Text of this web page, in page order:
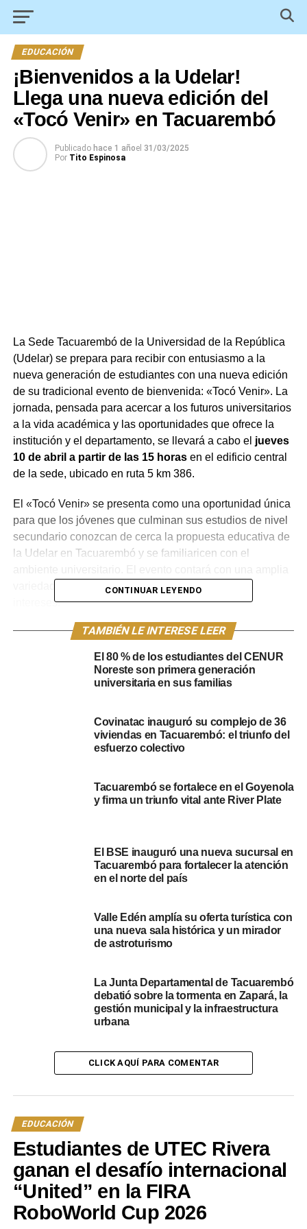
EDUCACIÓN
¡Bienvenidos a la Udelar!
Llega una nueva edición del
«Tocó Venir» en Tacuarembó
Publicado hace 1 añoel 31/03/2025
Por Tito Espinosa
La Sede Tacuarembó de la Universidad de la República
(Udelar) se prepara para recibir con entusiasmo a la
nueva generación de estudiantes con una nueva edición
de su tradicional evento de bienvenida: «Tocó Venir». La
jornada, pensada para acercar a los futuros universitarios
a la vida académica y las oportunidades que ofrece la
institución y el departamento, se llevará a cabo el jueves
10 de abril a partir de las 15 horasen el edificio central
de la sede, ubicado en ruta 5 km 386.
El «Tocó Venir» se presenta como una oportunidad única
para que los jóvenes que culminan sus estudios de nivel
secundario conozcan de cerca la propuesta educativa de
la Udelar en Tacuarembó y se familiaricen con el
variedad de actividades diseñadas para todos los
intereses.
Desde las 15 horas, los asistentes podrán disfrutar de
orientadas por un equipo especializado de la Dirección
de Deportes de la Intendencia Departamental de
con stands informativos institucionales
, donde se
brindará detalles sobre la diversa oferta educativa de la
Udelar en la región, así como información relevante sobre
creatividad y el talento de la comunidad. Para aquellos
liceales interesados en conocer las instalaciones de la
, permitiéndoles familiarizarse con los espacios
donde desarrollarán sus futuros estudios.
La jornada culminará con una vibrante propuesta artística
en el escenario principal. La música comenzará con la
energía de Dj Mwaispas, quien además de su talento en
las bandejas, es estudiante de Ingeniería Forestal de la
propia Udelar. Le seguirá la frescura y el talento del
Grupo Corona, integrado por niños y adolescentes, y el
CONTINUAR LEYENDO
TAMBIÉN LE INTERESE LEER
El 80 % de los estudiantes del CENUR
Noreste son primera generación
universitaria en sus familias
Covinatac inauguró su complejo de 36
viviendas en Tacuarembó: el triunfo del
esfuerzo colectivo
Tacuarembó se fortalece en el Goyenola
y firma un triunfo vital ante River Plate
El BSE inauguró una nueva sucursal en
Tacuarembó para fortalecer la atención
en el norte del país
Valle Edén amplía su oferta turística con
una nueva sala histórica y un mirador
de astroturismo
La Junta Departamental de Tacuarembó
debatió sobre la tormenta en Zapará, la
gestión municipal y la infraestructura
urbana
CLICK AQUÍ PARA COMENTAR
EDUCACIÓN
Estudiantes de UTEC Rivera
ganan el desafío internacional
“United” en la FIRA
RoboWorld Cup 2026